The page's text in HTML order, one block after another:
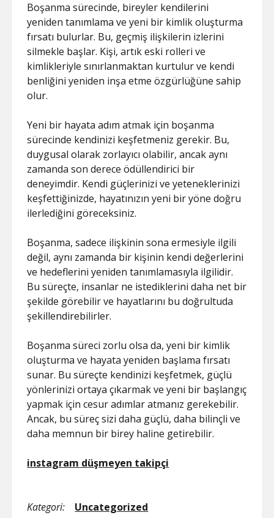
Boşanma sürecinde, bireyler kendilerini
yeniden tanımlama ve yeni bir kimlik oluşturma
fırsatı bulurlar. Bu, geçmiş ilişkilerin izlerini
silmekle başlar. Kişi, artık eski rolleri ve
kimlikleriyle sınırlanmaktan kurtulur ve kendi
benliğini yeniden inşa etme özgürlüğüne sahip
olur.
Yeni bir hayata adım atmak için boşanma
sürecinde kendinizi keşfetmeniz gerekir. Bu,
duygusal olarak zorlayıcı olabilir, ancak aynı
zamanda son derece ödüllendirici bir
deneyimdir. Kendi güçlerinizi ve yeteneklerinizi
keşfettiğinizde, hayatınızın yeni bir yöne doğru
ilerlediğini göreceksiniz.
Boşanma, sadece ilişkinin sona ermesiyle ilgili
değil, aynı zamanda bir kişinin kendi değerlerini
ve hedeflerini yeniden tanımlamasıyla ilgilidir.
Bu süreçte, insanlar ne istediklerini daha net bir
şekilde görebilir ve hayatlarını bu doğrultuda
şekillendirebilirler.
Boşanma süreci zorlu olsa da, yeni bir kimlik
oluşturma ve hayata yeniden başlama fırsatı
sunar. Bu süreçte kendinizi keşfetmek, güçlü
yönlerinizi ortaya çıkarmak ve yeni bir başlangıç
yapmak için cesur adımlar atmanız gerekebilir.
Ancak, bu süreç sizi daha güçlü, daha bilinçli ve
daha memnun bir birey haline getirebilir.
instagram düşmeyen takipçi
Kategori: Uncategorized